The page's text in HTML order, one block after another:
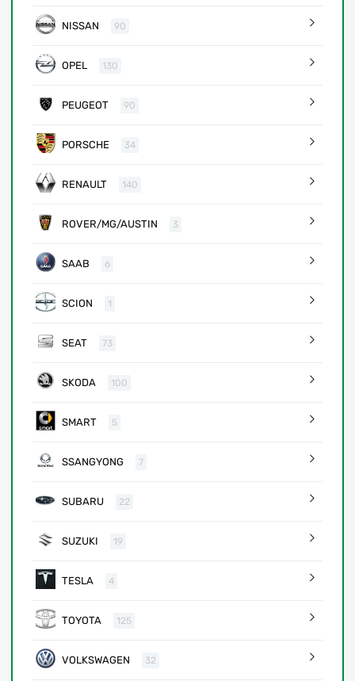
NISSAN 90
OPEL 130
PEUGEOT 90
PORSCHE 34
RENAULT 140
ROVER/MG/AUSTIN 3
SAAB 6
SCION 1
SEAT 73
SKODA 100
SMART 5
SSANGYONG 7
SUBARU 22
SUZUKI 19
TESLA 4
TOYOTA 125
VOLKSWAGEN 32